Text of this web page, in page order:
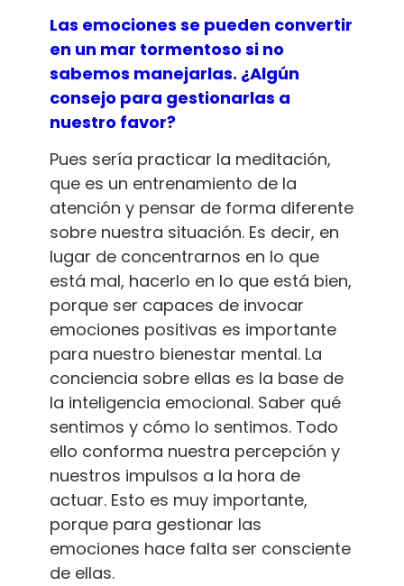
Las emociones se pueden convertir
en un mar tormentoso si no
sabemos manejarlas. ¿Algún
consejo para gestionarlas a
nuestro favor?
Pues sería practicar la meditación,
que es un entrenamiento de la
atención y pensar de forma diferente
sobre nuestra situación. Es decir, en
lugar de concentrarnos en lo que
está mal, hacerlo en lo que está bien,
porque ser capaces de invocar
emociones positivas es importante
para nuestro bienestar mental. La
conciencia sobre ellas es la base de
la inteligencia emocional. Saber qué
sentimos y cómo lo sentimos. Todo
ello conforma nuestra percepción y
nuestros impulsos a la hora de
actuar. Esto es muy importante,
porque para gestionar las
emociones hace falta ser consciente
de ellas.